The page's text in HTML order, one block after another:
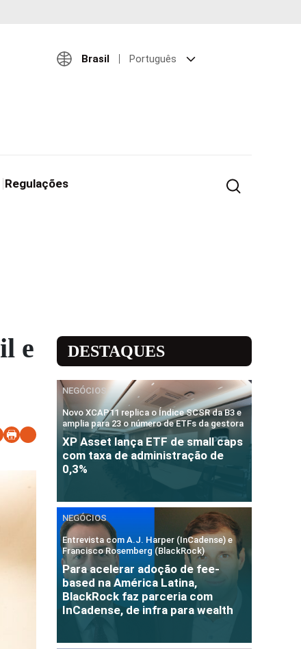
Brasil Português
Regulações
e
DESTAQUES
NEGÓCIOS
Novo XCAP11 replica o Índice SCSR da B3 e
amplia para 23 o número de ETFs da gestora
XP Asset lança ETF de small caps
com taxa de administração de
0,3%
NEGÓCIOS
Entrevista com A.J. Harper (InCadense) e
Francisco Rosemberg (BlackRock)
Para acelerar adoção de fee-
based na América Latina,
BlackRock faz parceria com
InCadense, de infra para wealth